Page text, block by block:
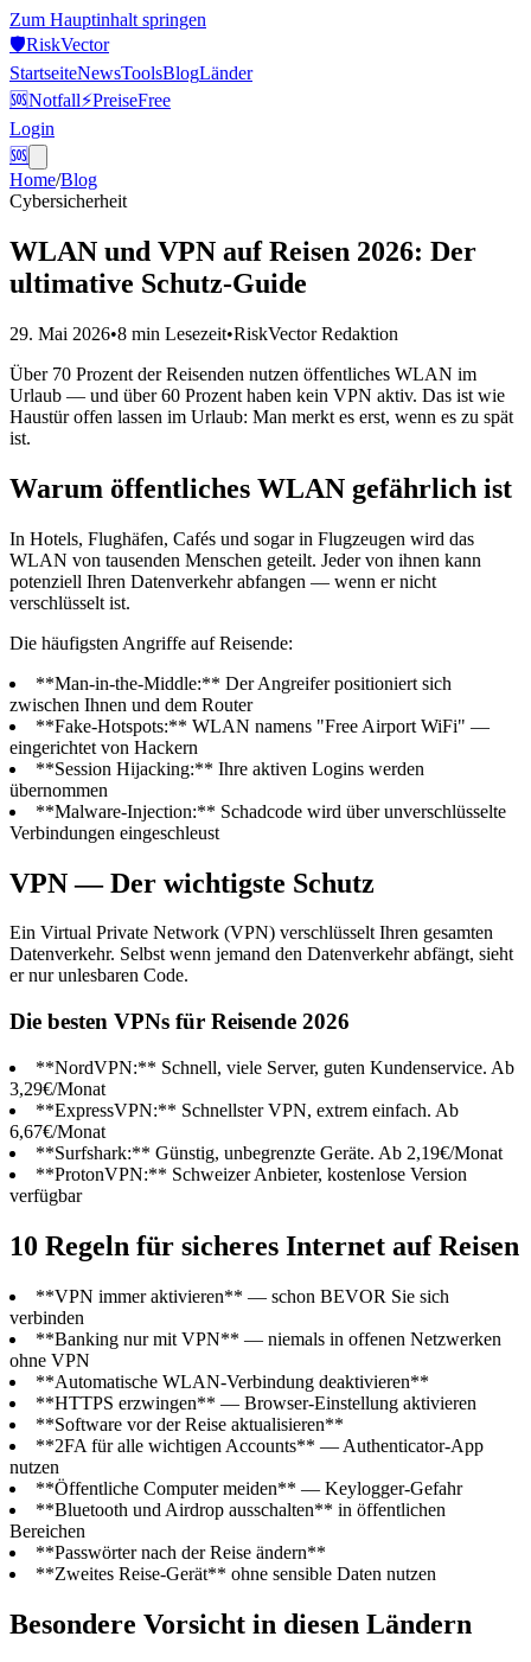
Zum Hauptinhalt springen
🛡️RiskVector
StartseiteNewsToolsBlogLänder
🆘Notfall⚡PreiseFree
Login
🆘
Home/Blog
Cybersicherheit
WLAN und VPN auf Reisen 2026: Der
ultimative Schutz-Guide
29. Mai 2026•8 min Lesezeit•RiskVector Redaktion
Über 70 Prozent der Reisenden nutzen öffentliches WLAN im
Urlaub — und über 60 Prozent haben kein VPN aktiv. Das ist wie
Haustür offen lassen im Urlaub: Man merkt es erst, wenn es zu spät
ist.
Warum öffentliches WLAN gefährlich ist
In Hotels, Flughäfen, Cafés und sogar in Flugzeugen wird das
WLAN von tausenden Menschen geteilt. Jeder von ihnen kann
potenziell Ihren Datenverkehr abfangen — wenn er nicht
verschlüsselt ist.
Die häufigsten Angriffe auf Reisende:
**Man-in-the-Middle:** Der Angreifer positioniert sich
zwischen Ihnen und dem Router
**Fake-Hotspots:** WLAN namens "Free Airport WiFi" —
eingerichtet von Hackern
**Session Hijacking:** Ihre aktiven Logins werden
übernommen
**Malware-Injection:** Schadcode wird über unverschlüsselte
Verbindungen eingeschleust
VPN — Der wichtigste Schutz
Ein Virtual Private Network (VPN) verschlüsselt Ihren gesamten
Datenverkehr. Selbst wenn jemand den Datenverkehr abfängt, sieht
er nur unlesbaren Code.
Die besten VPNs für Reisende 2026
**NordVPN:** Schnell, viele Server, guten Kundenservice. Ab
3,29€/Monat
**ExpressVPN:** Schnellster VPN, extrem einfach. Ab
6,67€/Monat
**Surfshark:** Günstig, unbegrenzte Geräte. Ab 2,19€/Monat
**ProtonVPN:** Schweizer Anbieter, kostenlose Version
verfügbar
10 Regeln für sicheres Internet auf Reisen
**VPN immer aktivieren** — schon BEVOR Sie sich
verbinden
**Banking nur mit VPN** — niemals in offenen Netzwerken
ohne VPN
**Automatische WLAN-Verbindung deaktivieren**
**HTTPS erzwingen** — Browser-Einstellung aktivieren
**Software vor der Reise aktualisieren**
**2FA für alle wichtigen Accounts** — Authenticator-App
nutzen
**Öffentliche Computer meiden** — Keylogger-Gefahr
**Bluetooth und Airdrop ausschalten** in öffentlichen
Bereichen
**Passwörter nach der Reise ändern**
**Zweites Reise-Gerät** ohne sensible Daten nutzen
Besondere Vorsicht in diesen Ländern